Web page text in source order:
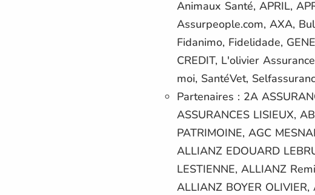
Animaux Santé, APRIL,
Assurpeople.com, AXA,
Fidanimo, Fidelidade,
CREDIT, L'olivier
moi, SantéVet,
Partenaires : 2A
ASSURANCES LISIEUX,
PATRIMOINE, AGC
ALLIANZ EDOUARD
LESTIENNE, ALLIANZ
ALLIANZ BOYER